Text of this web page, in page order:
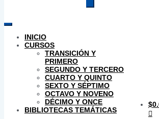
productos
INICIO
CURSOS
TRANSICIÓN Y
PRIMERO
SEGUNDO Y TERCERO
CUARTO Y QUINTO
SEXTO Y SÉPTIMO
OCTAVO Y NOVENO
DÉCIMO Y ONCE
BIBLIOTECAS TEMÁTICAS
$